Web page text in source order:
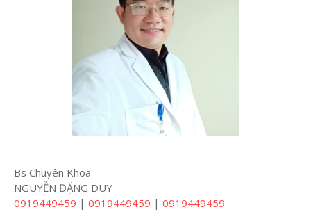
Bs Chuyên Khoa
NGUYỄN ĐẶNG DUY
0919449459 | 0919449459 | 0919449459